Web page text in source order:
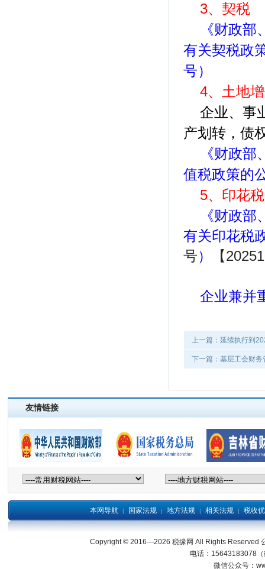
3、契税
《财政
有关契税政
号）
4、土地
企业、事
产划转，债
《财政
值税政策的
5、印花税
《财政
有关印花税
号） 【
企业兼并
上一篇：延续执行到
下一篇：基层工会财
友情链接
本网导航 | 国家法规 | 地方法规 | 相关法规 | 税收
Copyright © 2016—2026 税缘网 All Rights Reserved
电话：15643183078
微信公众号：